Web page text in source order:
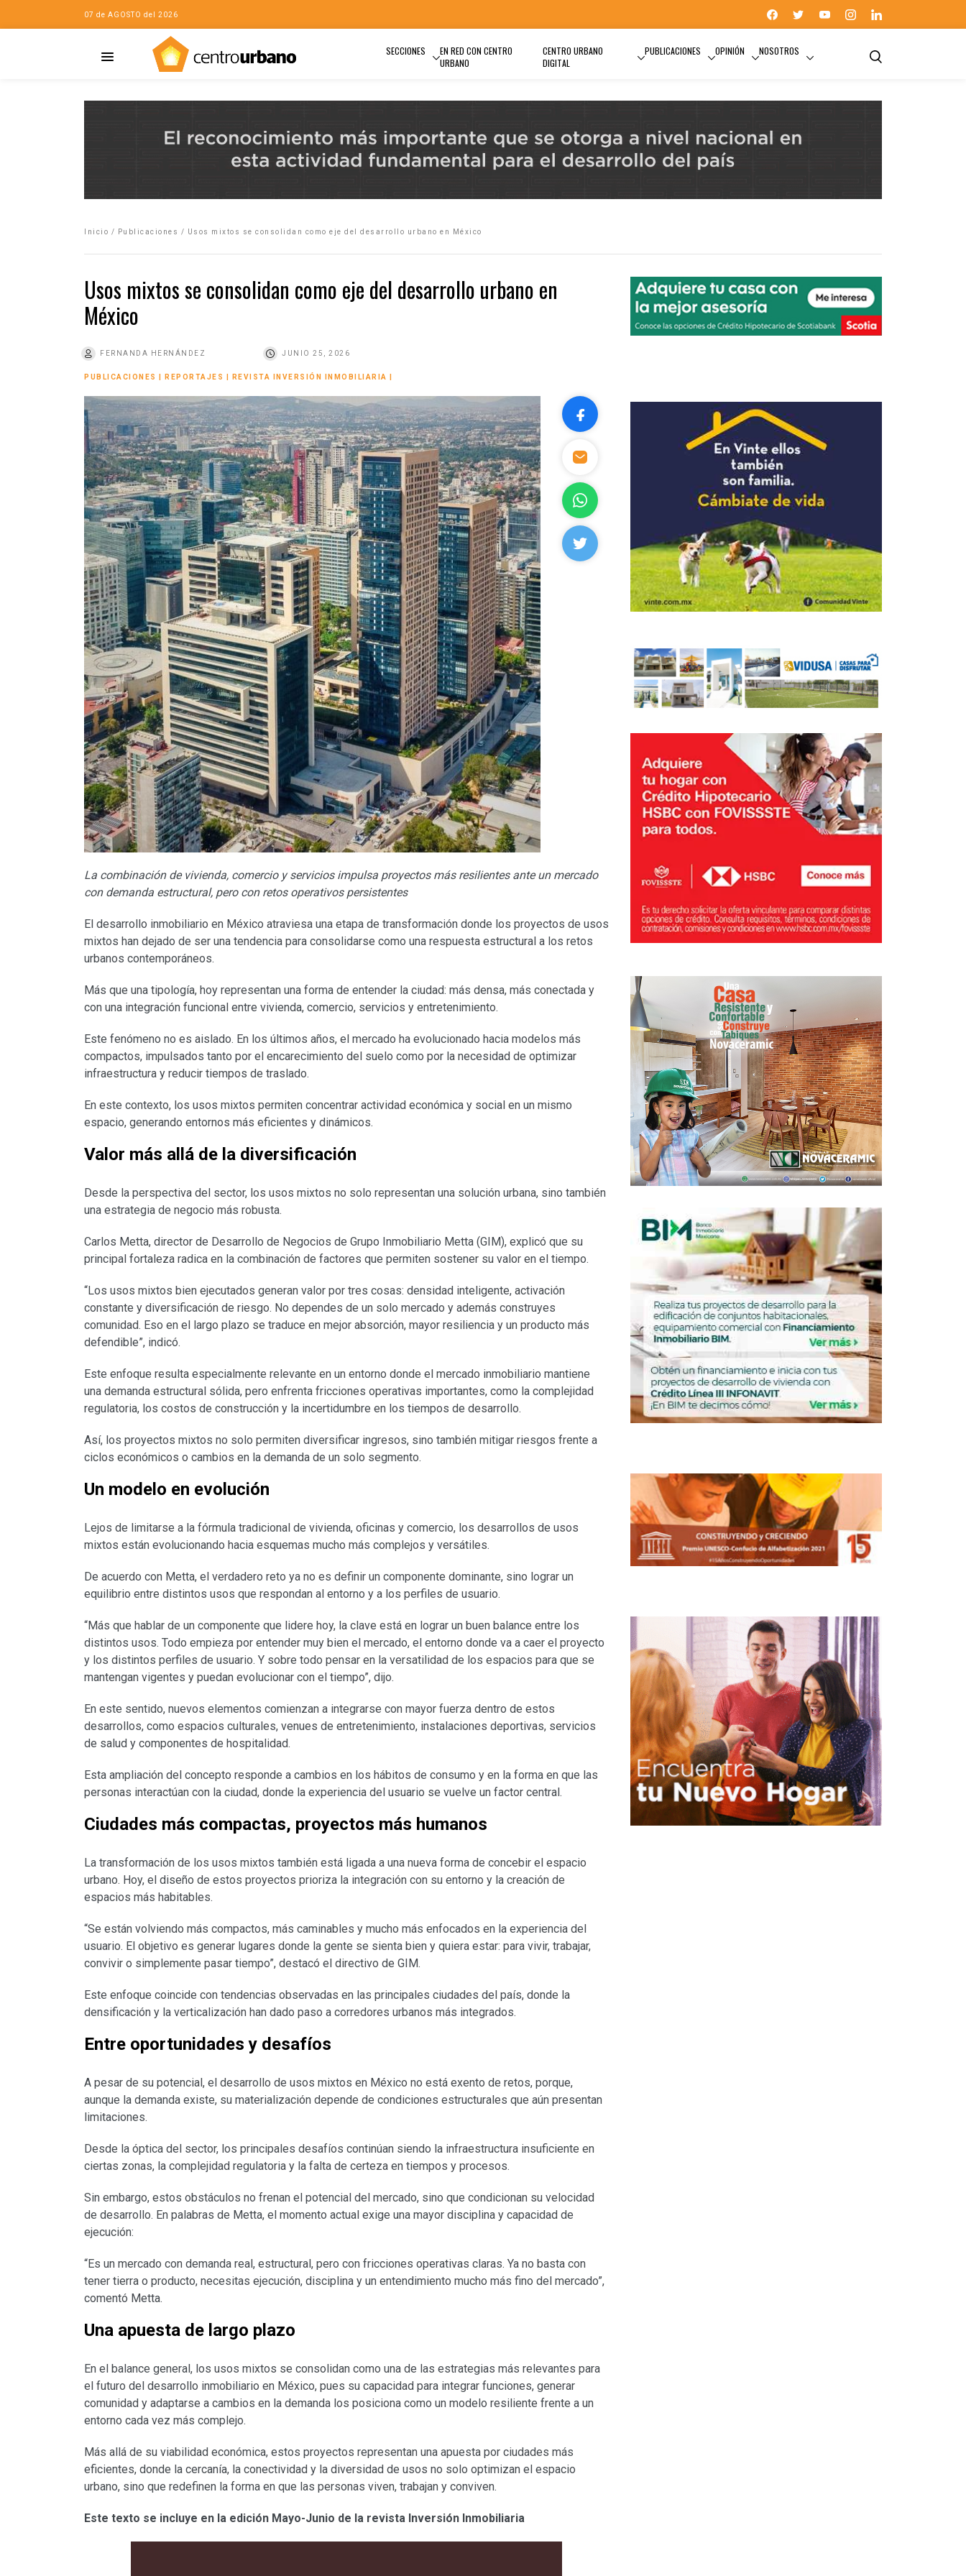
07 de AGOSTO del 2026
SECCIONES
EN RED CON CENTRO
URBANO
CENTRO URBANO
DIGITAL
PUBLICACIONES OPINIÓN NOSOTROS
Inicio / Publicaciones / Usos mixtos se consolidan como eje del desarrollo urbano en México
Usos mixtos se consolidan como eje del desarrollo urbano en
México
FERNANDA HERNÁNDEZ JUNIO 25, 2026
PUBLICACIONES REPORTAJES REVISTA INVERSIÓN INMOBILIARIA
La combinación de vivienda, comercio y servicios impulsa proyectos más resilientes ante un mercado
con demanda estructural, pero con retos operativos persistentes
El desarrollo inmobiliario en México atraviesa una etapa de transformación donde los proyectos de usos
mixtos han dejado de ser una tendencia para consolidarse como una respuesta estructural a los retos
urbanos contemporáneos.
Más que una tipología, hoy representan una forma de entender la ciudad: más densa, más conectada y
con una integración funcional entre vivienda, comercio, servicios y entretenimiento.
Este fenómeno no es aislado. En los últimos años, el mercado ha evolucionado hacia modelos más
compactos, impulsados tanto por el encarecimiento del suelo como por la necesidad de optimizar
infraestructura y reducir tiempos de traslado.
En este contexto, los usos mixtos permiten concentrar actividad económica y social en un mismo
espacio, generando entornos más eficientes y dinámicos.
Valor más allá de la diversificación
Desde la perspectiva del sector, los usos mixtos no solo representan una solución urbana, sino también
una estrategia de negocio más robusta.
Carlos Metta, director de Desarrollo de Negocios de Grupo Inmobiliario Metta (GIM), explicó que su
principal fortaleza radica en la combinación de factores que permiten sostener su valor en el tiempo.
“Los usos mixtos bien ejecutados generan valor por tres cosas: densidad inteligente, activación
constante y diversificación de riesgo. No dependes de un solo mercado y además construyes
comunidad. Eso en el largo plazo se traduce en mejor absorción, mayor resiliencia y un producto más
defendible”, indicó.
Este enfoque resulta especialmente relevante en un entorno donde el mercado inmobiliario mantiene
una demanda estructural sólida, pero enfrenta fricciones operativas importantes, como la complejidad
regulatoria, los costos de construcción y la incertidumbre en los tiempos de desarrollo.
Así, los proyectos mixtos no solo permiten diversificar ingresos, sino también mitigar riesgos frente a
ciclos económicos o cambios en la demanda de un solo segmento.
Un modelo en evolución
Lejos de limitarse a la fórmula tradicional de vivienda, oficinas y comercio, los desarrollos de usos
mixtos están evolucionando hacia esquemas mucho más complejos y versátiles.
De acuerdo con Metta, el verdadero reto ya no es definir un componente dominante, sino lograr un
equilibrio entre distintos usos que respondan al entorno y a los perfiles de usuario.
“Más que hablar de un componente que lidere hoy, la clave está en lograr un buen balance entre los
distintos usos. Todo empieza por entender muy bien el mercado, el entorno donde va a caer el proyecto
y los distintos perfiles de usuario. Y sobre todo pensar en la versatilidad de los espacios para que se
mantengan vigentes y puedan evolucionar con el tiempo”, dijo.
En este sentido, nuevos elementos comienzan a integrarse con mayor fuerza dentro de estos
desarrollos, como espacios culturales, venues de entretenimiento, instalaciones deportivas, servicios
de salud y componentes de hospitalidad.
Esta ampliación del concepto responde a cambios en los hábitos de consumo y en la forma en que las
personas interactúan con la ciudad, donde la experiencia del usuario se vuelve un factor central.
Ciudades más compactas, proyectos más humanos
La transformación de los usos mixtos también está ligada a una nueva forma de concebir el espacio
urbano. Hoy, el diseño de estos proyectos prioriza la integración con su entorno y la creación de
espacios más habitables.
“Se están volviendo más compactos, más caminables y mucho más enfocados en la experiencia del
usuario. El objetivo es generar lugares donde la gente se sienta bien y quiera estar: para vivir, trabajar,
convivir o simplemente pasar tiempo”, destacó el directivo de GIM.
Este enfoque coincide con tendencias observadas en las principales ciudades del país, donde la
densificación y la verticalización han dado paso a corredores urbanos más integrados.
Entre oportunidades y desafíos
A pesar de su potencial, el desarrollo de usos mixtos en México no está exento de retos, porque,
aunque la demanda existe, su materialización depende de condiciones estructurales que aún presentan
limitaciones.
Desde la óptica del sector, los principales desafíos continúan siendo la infraestructura insuficiente en
ciertas zonas, la complejidad regulatoria y la falta de certeza en tiempos y procesos.
Sin embargo, estos obstáculos no frenan el potencial del mercado, sino que condicionan su velocidad
de desarrollo. En palabras de Metta, el momento actual exige una mayor disciplina y capacidad de
ejecución:
“Es un mercado con demanda real, estructural, pero con fricciones operativas claras. Ya no basta con
tener tierra o producto, necesitas ejecución, disciplina y un entendimiento mucho más fino del mercado”,
comentó Metta.
Una apuesta de largo plazo
En el balance general, los usos mixtos se consolidan como una de las estrategias más relevantes para
el futuro del desarrollo inmobiliario en México, pues su capacidad para integrar funciones, generar
comunidad y adaptarse a cambios en la demanda los posiciona como un modelo resiliente frente a un
entorno cada vez más complejo.
Más allá de su viabilidad económica, estos proyectos representan una apuesta por ciudades más
eficientes, donde la cercanía, la conectividad y la diversidad de usos no solo optimizan el espacio
urbano, sino que redefinen la forma en que las personas viven, trabajan y conviven.
Este texto se incluye en la edición Mayo-Junio de la revista Inversión Inmobiliaria